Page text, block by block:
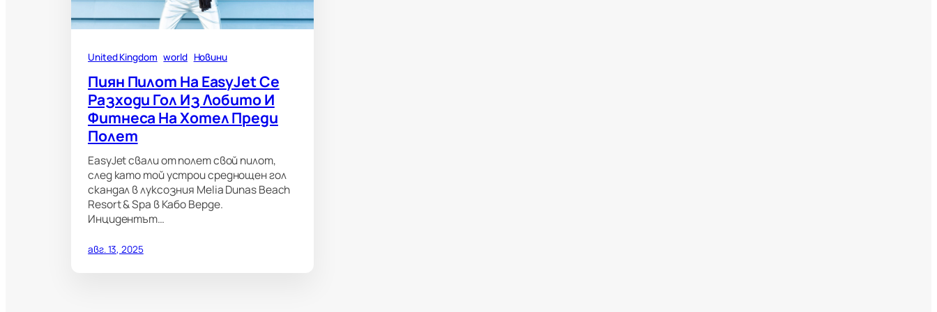
United Kingdom world Новини
Пиян Пилот На EasyJet Се
Разходи Гол Из Лобито И
Фитнеса На Хотел Преди
Полет
EasyJet свали от полет свой пилот,
след като той устрои среднощен гол
скандал в луксозния Melia Dunas Beach
Resort & Spa в Кабо Верде.
Инцидентът…
авг. 13, 2025